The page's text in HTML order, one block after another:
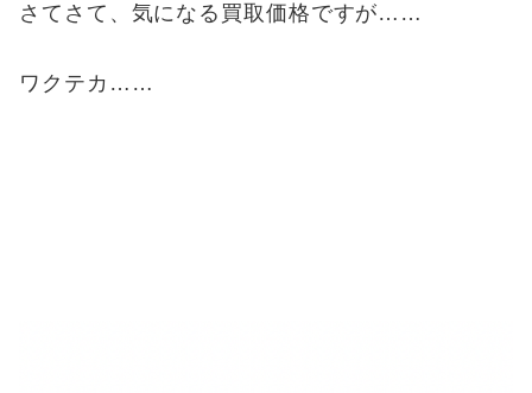
さてさて、気になる買取価格ですが……
ワクテカ……